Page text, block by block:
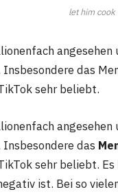
let him cook
das
sehr beliebt.
das
sehr beliebt.
ist. Bei so